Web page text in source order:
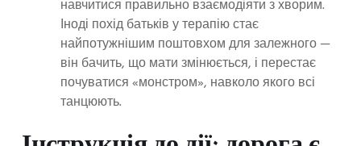
навчитися правильно взаємодіяти з хворим.
Іноді похід батьків у терапію стає
найпотужнішим поштовхом для залежного —
він бачить, що мати змінюється, і перестає
почуватися «монстром», навколо якого всі
танцюють.